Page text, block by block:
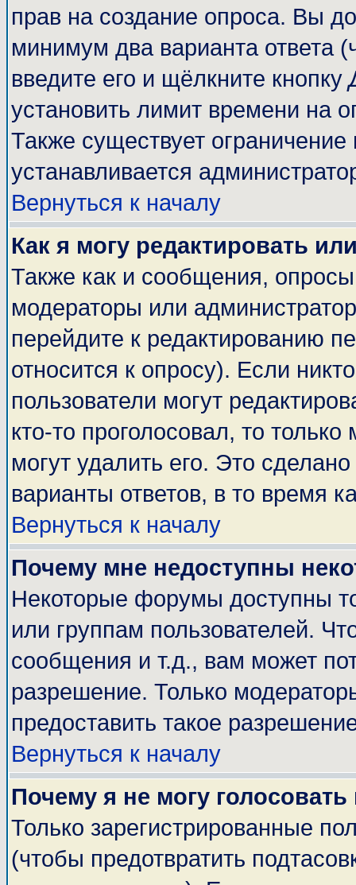
прав на создание опроса. Вы
минимум два варианта ответа
введите его и щёлкните кнопку
установить лимит времени на
Также существует ограничение
устанавливается
Вернуться к началу
Как я могу редактировать
Также как и сообщения, опросы
модераторы или
перейдите к редактированию
относится к опросу). Если
пользователи могут
кто-то проголосовал, то
могут удалить его. Это
варианты ответов, в то время
Вернуться к началу
Почему мне недоступны
Некоторые форумы доступны
или группам пользователей.
сообщения и т.д., вам может
разрешение. Только
предоставить такое
Вернуться к началу
Почему я не могу
Только зарегистрированные
(чтобы предотвратить